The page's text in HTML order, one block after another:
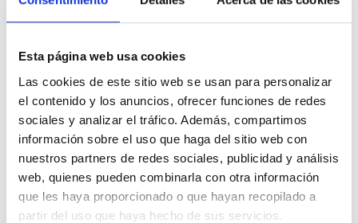
Esta página web usa cookies
Las cookies de este sitio web se usan para personalizar
el contenido y los anuncios, ofrecer funciones de redes
sociales y analizar el tráfico. Además, compartimos
información sobre el uso que haga del sitio web con
nuestros partners de redes sociales, publicidad y análisis
web, quienes pueden combinarla con otra información
que les haya proporcionado o que hayan recopilado a
partir del uso que haya hecho de sus servicios.
26.100 Kms
Manual Gasolina 2023
Precio financiado 100%
26.588€
Precio al contado: 28.900 €
Ver ficha
100% Online Segunda mano